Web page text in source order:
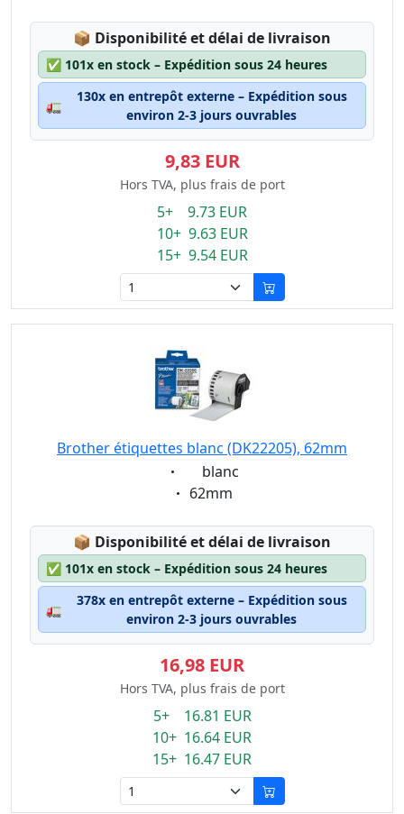
📦 Lagerstatus:
Disponibilité et délai de livraison
✅ 101x en stock – Expédition sous 24 heures
🚛
130x en entrepôt externe – Expédition sous
environ 2-3 jours ouvrables
9,83 EUR
Hors TVA, plus frais de port
5+ 9.73 EUR
10+ 9.63 EUR
15+ 9.54 EUR
Brother étiquettes blanc (DK22205), 62mm
Eigenschaft:
blanc
Eigenschaft:
62mm
📦 Lagerstatus:
Disponibilité et délai de livraison
✅ 101x en stock – Expédition sous 24 heures
🚛
378x en entrepôt externe – Expédition sous
environ 2-3 jours ouvrables
16,98 EUR
Hors TVA, plus frais de port
5+ 16.81 EUR
10+ 16.64 EUR
15+ 16.47 EUR